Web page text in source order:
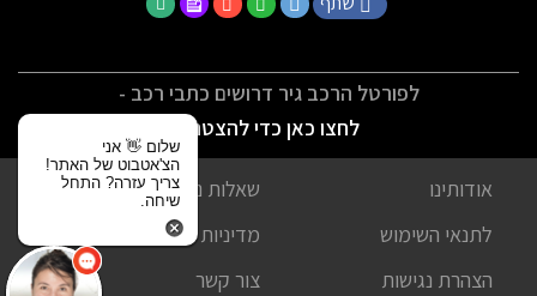
לפורטל הרכב גיר דרושים כתבי רכב -
לחצו כאן כדי להצטרף
אודותינו
שאלות נפוצות
לתנאי השימוש
מדיניות פרטיות
הצהרת נגישות
צור קשר
שלום 👋 אני
הצ'אטבוט של האתר!
צריך עזרה? התחל
שיחה.